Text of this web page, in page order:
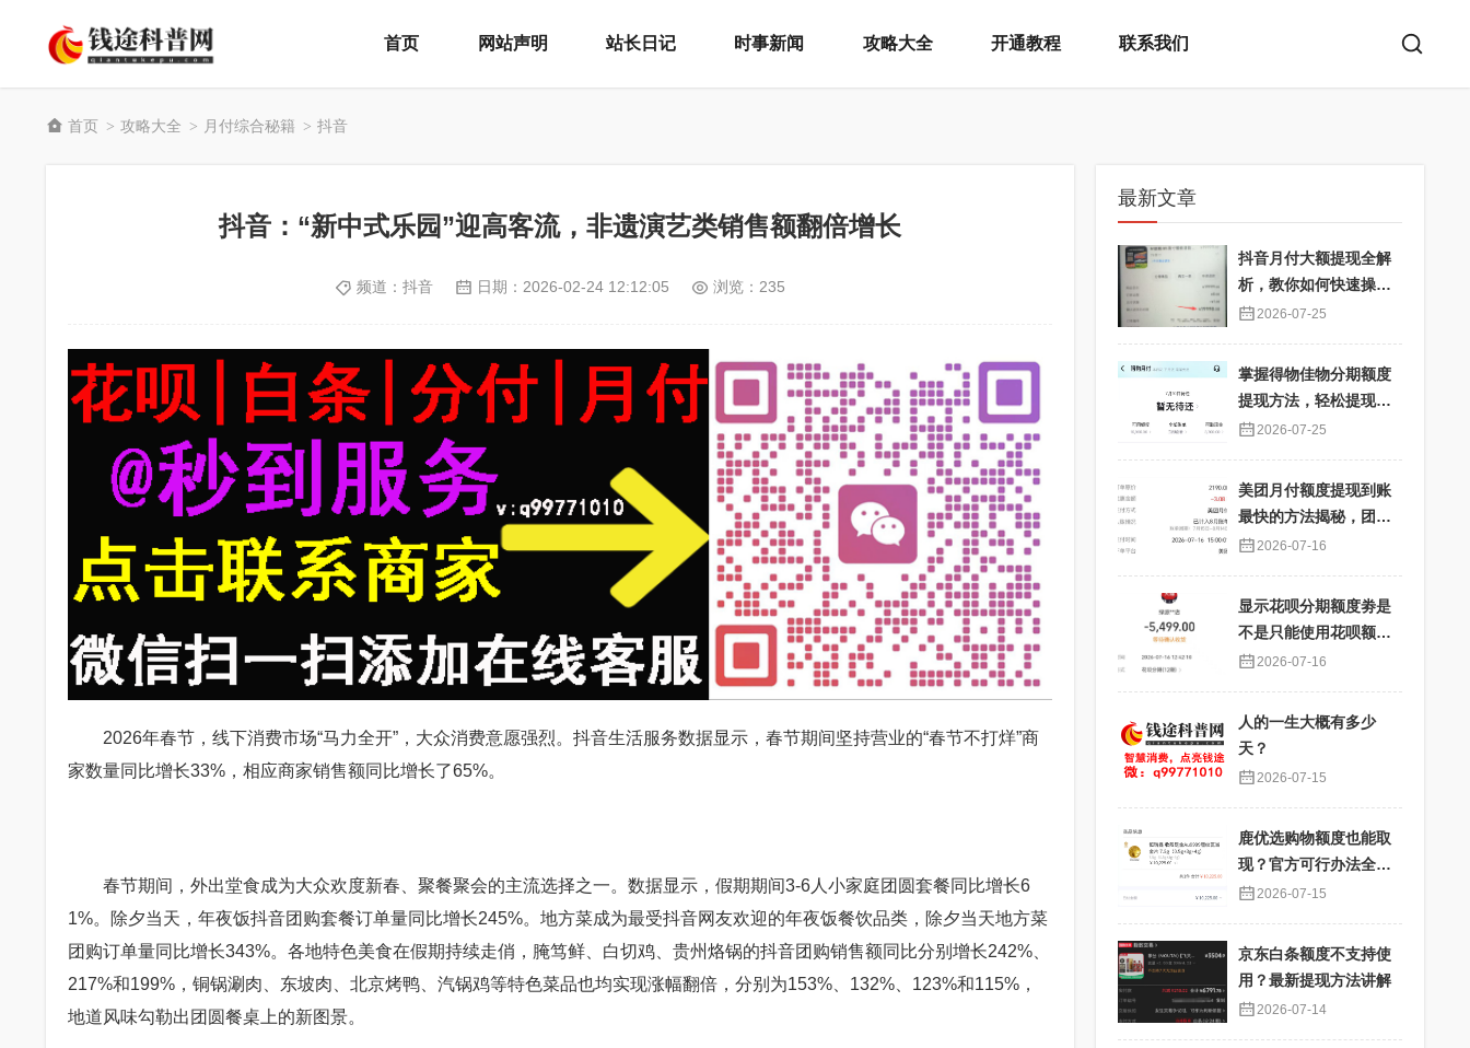
首页 网站声明 站长日记 时事新闻 攻略大全 开通教程 联系我们
首页 > 攻略大全 > 月付综合秘籍 > 抖音
抖音：“新中式乐园”迎高客流，非遗演艺类销售额翻倍增长
频道： 抖音 日期： 2026-02-24 12:12:05 浏览：235
2026年春节，线下消费市场“马力全开”，大众消费意愿强烈。抖音生活服务数据显示，春节期间坚持营业的“春节不打烊”商
家数量同比增长33%，相应商家销售额同比增长了65%。
春节期间，外出堂食成为大众欢度新春、聚餐聚会的主流选择之一。数据显示，假期期间3-6人小家庭团圆套餐同比增长6
1%。除夕当天，年夜饭抖音团购套餐订单量同比增长245%。地方菜成为最受抖音网友欢迎的年夜饭餐饮品类，除夕当天地方菜
团购订单量同比增长343%。各地特色美食在假期持续走俏，腌笃鲜、白切鸡、贵州烙锅的抖音团购销售额同比分别增长242%、
217%和199%，铜锅涮肉、东坡肉、北京烤鸭、汽锅鸡等特色菜品也均实现涨幅翻倍，分别为153%、132%、123%和115%，
地道风味勾勒出团圆餐桌上的新图景。
最新文章
抖音月付大额提现全解
析，教你如何快速操
作！2026-07-25
掌握得物佳物分期额度
提现方法，轻松提现秒
到不再难
2026-07-25
美团月付额度提现到账
最快的方法揭秘，团购
核销提现秒到账
2026-07-16
显示花呗分期额度劵是
不是只能使用花呗额度
分期才能使用？提现过
2026-07-16
人的一生大概有多少
天？
2026-07-15
鹿优选购物额度也能取
现？官方可行办法全解
析 2026-07-15
京东白条额度不支持使
用？最新提现方法讲解
2026-07-14